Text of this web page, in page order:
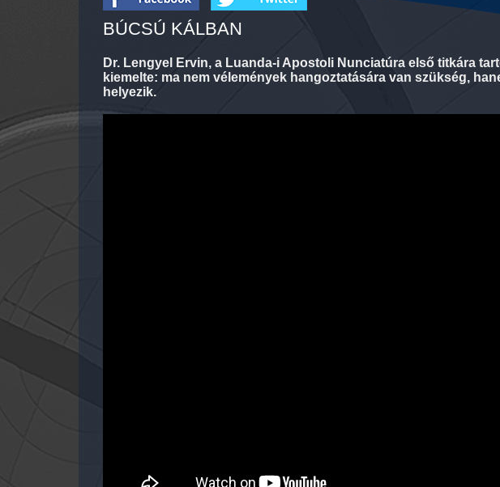
BÚCSÚ KÁLBAN
Dr. Lengyel Ervin, a Luanda-i Apostoli Nunciatúra első titkára
kiemelte: ma nem vélemények hangoztatására van szükség,
helyezik.